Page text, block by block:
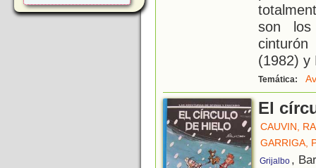
son
cinturón
(1982) y
Temática:
El
CAUVIN,
GARRIGA,
Grijalbo ,